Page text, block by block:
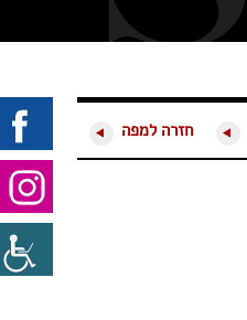
חזרה למפה